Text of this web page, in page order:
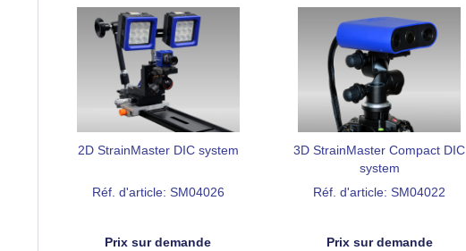
2D StrainMaster DIC system
Réf. d'article: SM04026
Prix sur demande
3D StrainMaster Compact DIC
system
Réf. d'article: SM04022
Prix sur demande